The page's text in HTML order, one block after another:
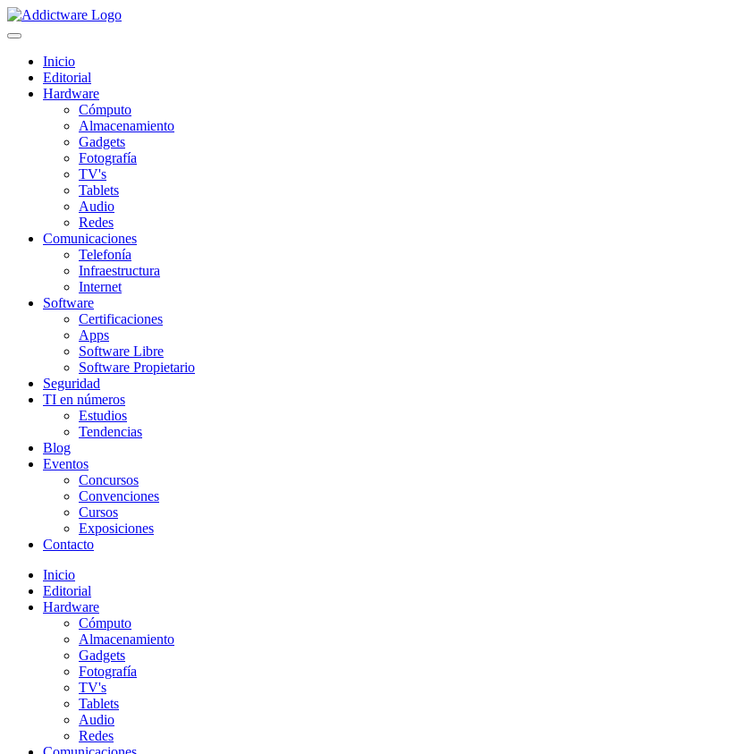
Inicio
Editorial
Hardware
Cómputo
Almacenamiento
Gadgets
Fotografía
TV's
Tablets
Audio
Redes
Comunicaciones
Telefonía
Infraestructura
Internet
Software
Certificaciones
Apps
Software Libre
Software Propietario
Seguridad
TI en números
Estudios
Tendencias
Blog
Eventos
Concursos
Convenciones
Cursos
Exposiciones
Contacto
Inicio
Editorial
Hardware
Cómputo
Almacenamiento
Gadgets
Fotografía
TV's
Tablets
Audio
Redes